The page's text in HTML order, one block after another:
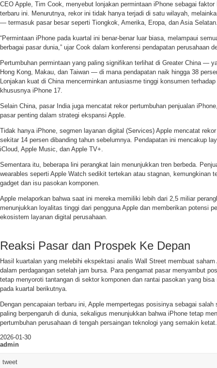
CEO Apple, Tim Cook, menyebut lonjakan permintaan iPhone sebagai
terbaru ini. Menurutnya, rekor ini tidak hanya terjadi di satu wilayah,
— termasuk pasar besar seperti Tiongkok, Amerika, Eropa, dan Asia
“Permintaan iPhone pada kuartal ini benar-benar luar biasa, melampaui
berbagai pasar dunia,” ujar Cook dalam konferensi pendapatan perusahaan
Pertumbuhan permintaan yang paling signifikan terlihat di Greater China —
Hong Kong, Makau, dan Taiwan — di mana pendapatan naik hingga 38
Lonjakan kuat di China mencerminkan antusiasme tinggi konsumen
khususnya iPhone 17.
Selain China, pasar India juga mencatat rekor pertumbuhan penjualan
pasar penting dalam strategi ekspansi Apple.
Tidak hanya iPhone, segmen layanan digital (Services) Apple mencatat
sekitar 14 persen dibanding tahun sebelumnya. Pendapatan ini mencakup
iCloud, Apple Music, dan Apple TV+.
Sementara itu, beberapa lini perangkat lain menunjukkan tren berbeda.
wearables seperti Apple Watch sedikit tertekan atau stagnan, kemungkinan
gadget dan isu pasokan komponen.
Apple melaporkan bahwa saat ini mereka memiliki lebih dari 2,5 miliar
menunjukkan loyalitas tinggi dari pengguna Apple dan memberikan potensi
ekosistem layanan digital perusahaan.
Reaksi Pasar dan Prospek Ke Depan
Hasil kuartalan yang melebihi ekspektasi analis Wall Street membuat
dalam perdagangan setelah jam bursa. Para pengamat pasar menyambut
tetap menyoroti tantangan di sektor komponen dan rantai pasokan yang bisa
pada kuartal berikutnya.
Dengan pencapaian terbaru ini, Apple mempertegas posisinya sebagai salah
paling berpengaruh di dunia, sekaligus menunjukkan bahwa iPhone tetap
pertumbuhan perusahaan di tengah persaingan teknologi yang semakin ketat.
2026-01-30
admin
tweet